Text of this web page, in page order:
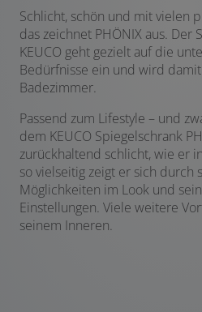
Schlicht, schön und mit vielen
das zeichnet PHÖNIX aus. Der
KEUCO geht gezielt auf die
Bedürfnisse ein und wird
Badezimmer.
Passend zum Lifestyle – und
dem KEUCO Spiegelschrank
zurückhaltend schlicht, wie er
so vielseitig zeigt er sich durch
Möglichkeiten im Look und
Einstellungen. Viele weitere
seinem Inneren.